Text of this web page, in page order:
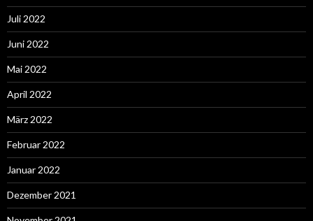
Juli 2022
Juni 2022
Mai 2022
April 2022
März 2022
Februar 2022
Januar 2022
Dezember 2021